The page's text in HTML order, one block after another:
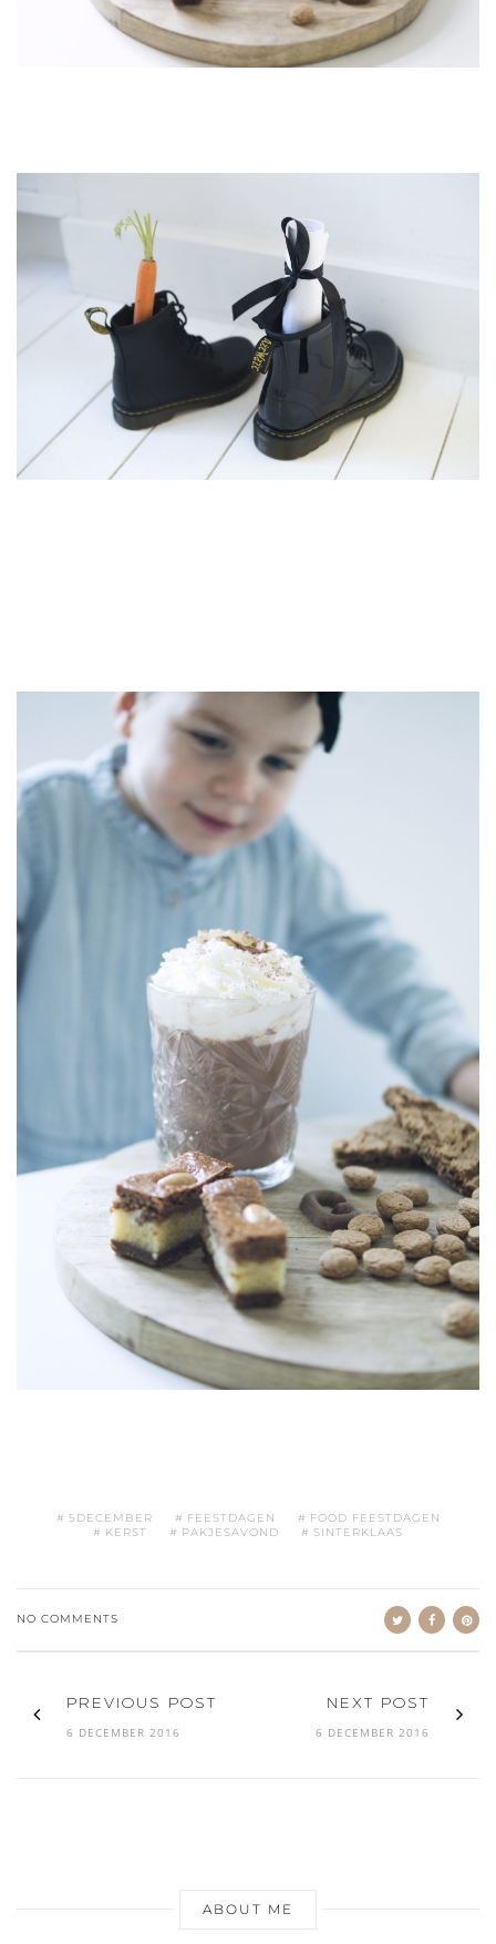
5DECEMBER FEESTDAGEN
FOOD FEESTDAGEN
KERST
PAKJESAVOND SINTERKLAAS
NO COMMENTS
PREVIOUS POST
6 DECEMBER 2016
NEXT POST
6 DECEMBER 2016
ABOUT ME